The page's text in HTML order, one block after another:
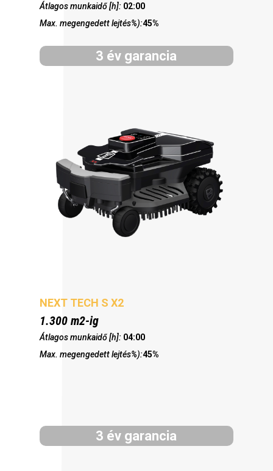
Átlagos munkaidő [h]: 02:00
Max. megengedett lejtés%):45%
3 év garancia
NEXT TECH S X2
1.300 m2-ig
Átlagos munkaidő [h]: 04:00
Max. megengedett lejtés%):45%
3 év garancia